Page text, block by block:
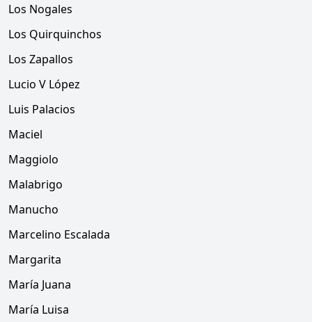
Los Nogales
Los Quirquinchos
Los Zapallos
Lucio V López
Luis Palacios
Maciel
Maggiolo
Malabrigo
Manucho
Marcelino Escalada
Margarita
María Juana
María Luisa